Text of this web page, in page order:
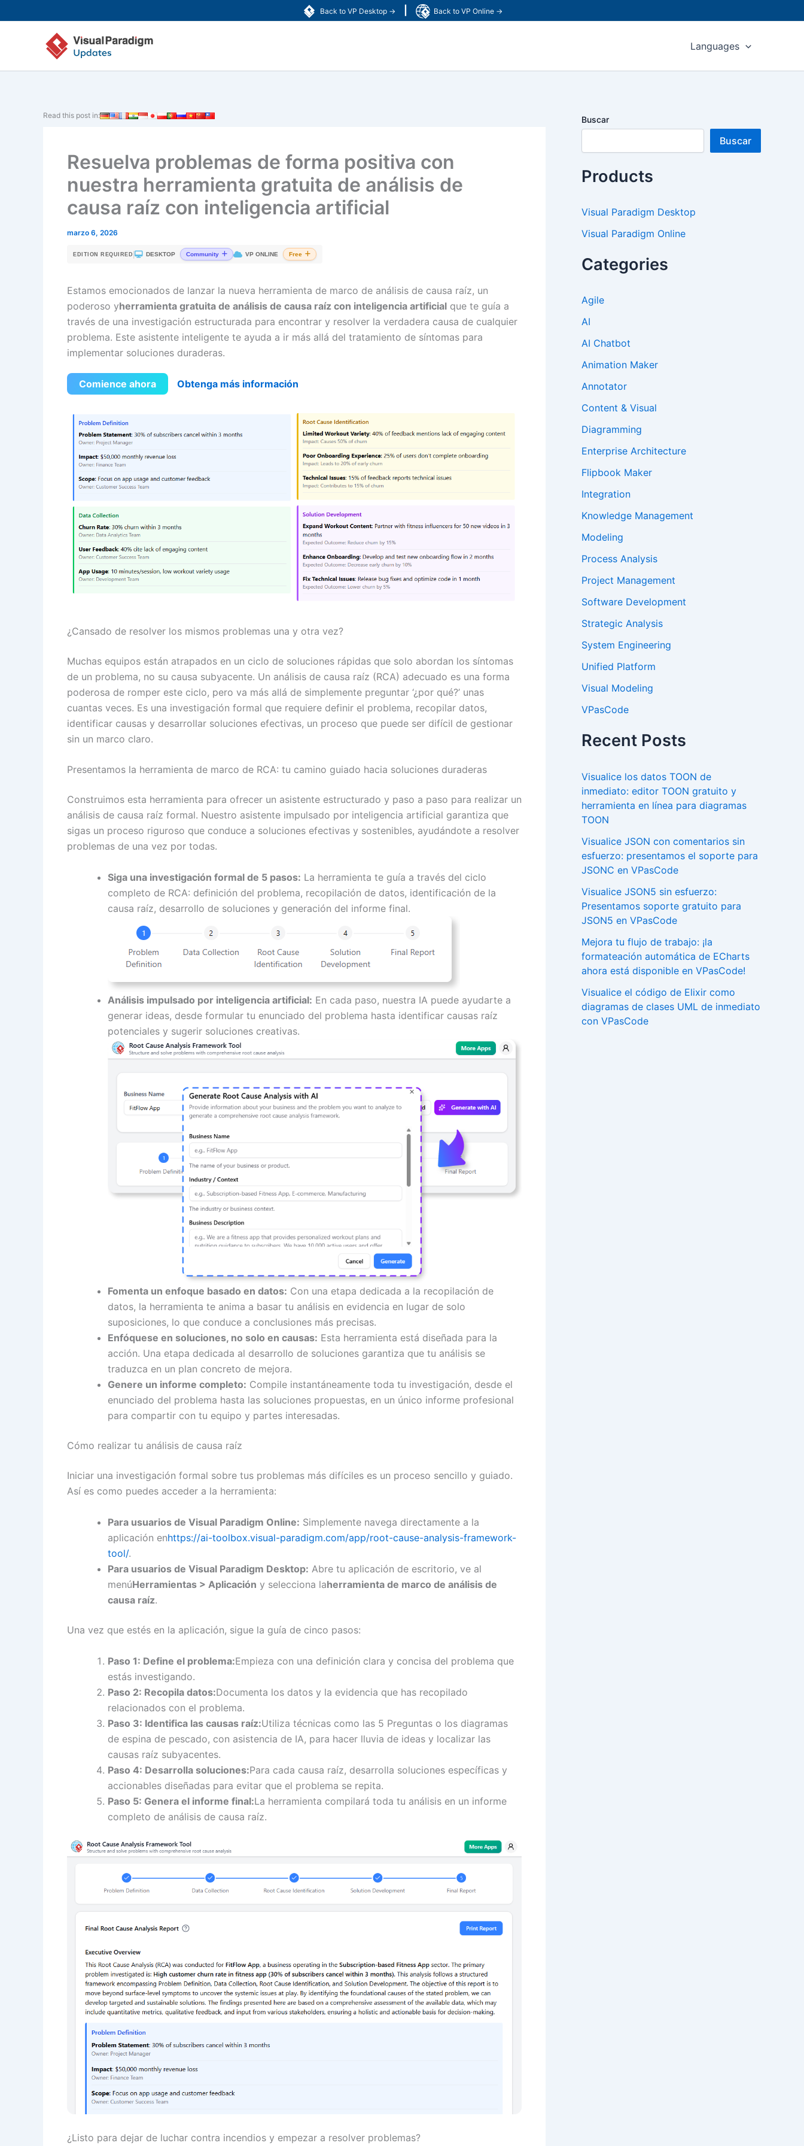
Back to VP Desktop → Back to VP Online →
al
Languages
Read this post in:
Resuelva problemas de forma positiva con
nuestra herramienta gratuita de análisis de
causa raíz con inteligencia artificial
marzo 6, 2026
EDITION REQUIRED DESKTOP Community VP ONLINE Free
Estamos emocionados de lanzar la nueva herramienta de marco de análisis de causa raíz, un
poderoso yherramienta gratuita de análisis de causa raíz con inteligencia artificial que te guía a
través de una investigación estructurada para encontrar y resolver la verdadera causa de cualquier
problema. Este asistente inteligente te ayuda a ir más allá del tratamiento de síntomas para
implementar soluciones duraderas.
Comience ahora Obtenga más información
¿Cansado de resolver los mismos problemas una y otra vez?
Muchas equipos están atrapados en un ciclo de soluciones rápidas que solo abordan los síntomas
de un problema, no su causa subyacente. Un análisis de causa raíz (RCA) adecuado es una forma
poderosa de romper este ciclo, pero va más allá de simplemente preguntar ‘¿por qué?’ unas
cuantas veces. Es una investigación formal que requiere definir el problema, recopilar datos,
identificar causas y desarrollar soluciones efectivas, un proceso que puede ser difícil de gestionar
sin un marco claro.
Presentamos la herramienta de marco de RCA: tu camino guiado hacia soluciones duraderas
Construimos esta herramienta para ofrecer un asistente estructurado y paso a paso para realizar un
análisis de causa raíz formal. Nuestro asistente impulsado por inteligencia artificial garantiza que
sigas un proceso riguroso que conduce a soluciones efectivas y sostenibles, ayudándote a resolver
problemas de una vez por todas.
Siga una investigación formal de 5 pasos: La herramienta te guía a través del ciclo
completo de RCA: definición del problema, recopilación de datos, identificación de la
causa raíz, desarrollo de soluciones y generación del informe final.
Análisis impulsado por inteligencia artificial: En cada paso, nuestra IA puede ayudarte a
generar ideas, desde formular tu enunciado del problema hasta identificar causas raíz
potenciales y sugerir soluciones creativas.
Fomenta un enfoque basado en datos: Con una etapa dedicada a la recopilación de
datos, la herramienta te anima a basar tu análisis en evidencia en lugar de solo
suposiciones, lo que conduce a conclusiones más precisas.
Enfóquese en soluciones, no solo en causas: Esta herramienta está diseñada para la
acción. Una etapa dedicada al desarrollo de soluciones garantiza que tu análisis se
traduzca en un plan concreto de mejora.
Genere un informe completo: Compile instantáneamente toda tu investigación, desde el
enunciado del problema hasta las soluciones propuestas, en un único informe profesional
para compartir con tu equipo y partes interesadas.
Cómo realizar tu análisis de causa raíz
Iniciar una investigación formal sobre tus problemas más difíciles es un proceso sencillo y guiado.
Así es como puedes acceder a la herramienta:
Para usuarios de Visual Paradigm Online: Simplemente navega directamente a la
aplicación enhttps://ai-toolbox.visual-paradigm.com/app/root-cause-analysis-framework-
tool/.
Para usuarios de Visual Paradigm Desktop: Abre tu aplicación de escritorio, ve al
menúHerramientas > Aplicación y selecciona laherramienta de marco de análisis de
causa raíz.
Una vez que estés en la aplicación, sigue la guía de cinco pasos:
Paso 1: Define el problema:Empieza con una definición clara y concisa del problema que
estás investigando.
Paso 2: Recopila datos:Documenta los datos y la evidencia que has recopilado
relacionados con el problema.
Paso 3: Identifica las causas raíz:Utiliza técnicas como las 5 Preguntas o los diagramas
de espina de pescado, con asistencia de IA, para hacer lluvia de ideas y localizar las
causas raíz subyacentes.
Paso 4: Desarrolla soluciones:Para cada causa raíz, desarrolla soluciones específicas y
accionables diseñadas para evitar que el problema se repita.
Paso 5: Genera el informe final:La herramienta compilará toda tu análisis en un informe
completo de análisis de causa raíz.
¿Listo para dejar de luchar contra incendios y empezar a resolver problemas?
Buscar
Buscar
Products
Visual Paradigm Desktop
Visual Paradigm Online
Categories
Agile
AI
AI Chatbot
Animation Maker
Annotator
Content & Visual
Diagramming
Enterprise Architecture
Flipbook Maker
Integration
Knowledge Management
Modeling
Process Analysis
Project Management
Software Development
Strategic Analysis
System Engineering
Unified Platform
Visual Modeling
VPasCode
Recent Posts
Visualice los datos TOON de
inmediato: editor TOON gratuito y
herramienta en línea para diagramas
TOON
Visualice JSON con comentarios sin
esfuerzo: presentamos el soporte para
JSONC en VPasCode
Visualice JSON5 sin esfuerzo:
Presentamos soporte gratuito para
JSON5 en VPasCode
Mejora tu flujo de trabajo: ¡la
formateación automática de ECharts
ahora está disponible en VPasCode!
Visualice el código de Elixir como
diagramas de clases UML de inmediato
con VPasCode